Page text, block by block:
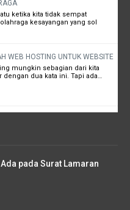
ketika kita tidak sempat
kesayangan yang sol
WEB HOSTING UNTUK WEBSITE
mungkin sebagian dari kita
dengan dua kata ini. Tapi ada…
pada Surat Lamaran